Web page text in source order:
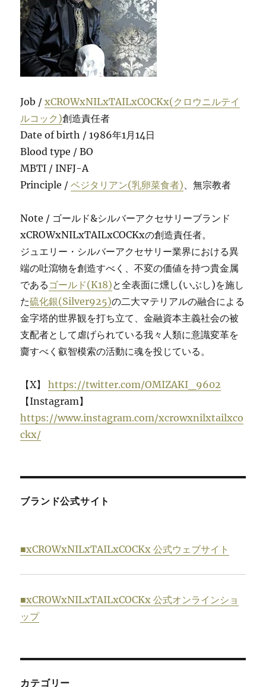
Job /xCROWxNILxTAILxCOCKx(クロウニルテイ
ルコック)創造責任者
Date of birth / 1986年1月14日
Blood type / BO
MBTI / INFJ-A
Principle /ベジタリアン(乳卵菜食者)、無宗教者
Note / ゴールド&シルバーアクセサリーブランド
xCROWxNILxTAILxCOCKxの創造責任者。
ジュエリー・シルバーアクセサリー業界における異
端の吐瀉物を創造すべく、不変の価値を持つ貴金属
である ゴールド(K18)と全表面に燻し(いぶし)を施し
た硫化銀(Silver925)の二大マテリアルの融合による
金字塔的世界観を打ち立て、金融資本主義社会の被
支配者として虐げられている我々人類に意識変革を
齎すべく叡智模索の活動に魂を投じている。
【X】https://twitter.com/OMIZAKI_9602
【Instagram】
https://www.instagram.com/xcrowxnilxtailxco
ckx/
ブランド公式サイト
■xCROWxNILxTAILxCOCKx 公式ウェブサイト
■xCROWxNILxTAILxCOCKx 公式オンラインショ
ップ
カテゴリー